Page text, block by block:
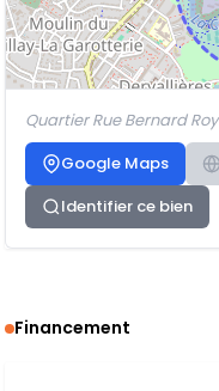
Quartier Rue Bernard Roy
Google Maps
Identifier ce bien
Financement